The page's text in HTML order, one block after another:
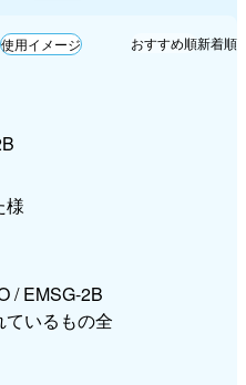
使用イメージ
おすすめ順新着順